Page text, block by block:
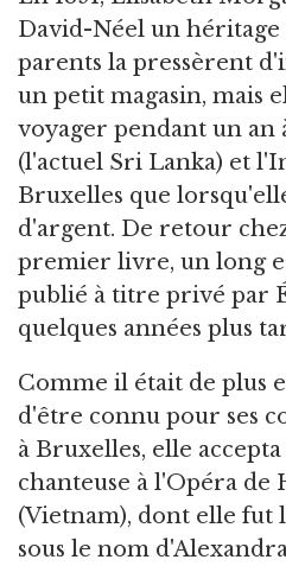
David-Néel un héritage
parents la pressèrent
un petit magasin, mais
voyager pendant un an
(l'actuel Sri Lanka) et
Bruxelles que
d'argent. De retour
premier livre, un long
publié à titre privé par
quelques années plus
Comme il était de plus
d'être connu pour ses
à Bruxelles, elle
chanteuse à l'Opéra
(Vietnam), dont elle fut
sous le nom